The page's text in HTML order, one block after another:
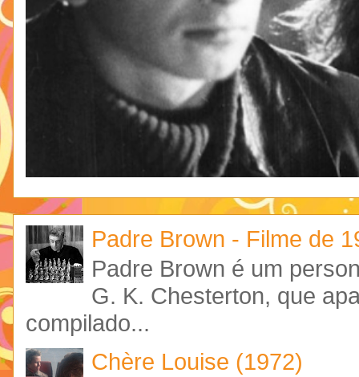
Padre Brown - Filme de
Padre Brown é um
G. K. Chesterton, que
compilado...
Chère Louise (1972)